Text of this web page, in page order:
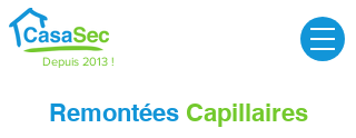
Depuis 2013 !
Remontées Capillaires